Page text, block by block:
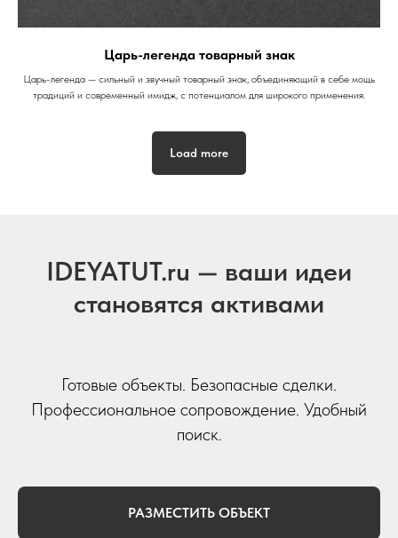
Царь-легенда товарный знак
Царь-легенда — сильный и звучный товарный знак, объединяющий в себе мощь
традиций и современный имидж, с потенциалом для широкого применения.
Load more
IDEYATUT.ru — ваши идеи
становятся активами
Готовые объекты. Безопасные сделки.
Профессиональное сопровождение. Удобный
поиск.
РАЗМЕСТИТЬ ОБЪЕКТ